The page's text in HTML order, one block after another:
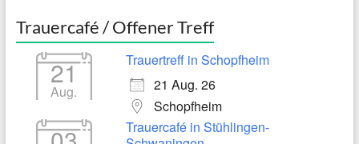
Trauercafé / Offener Treff
21
Aug.
Trauertreff in Schopfheim
21 Aug. 26
Schopfheim
Trauercafé in Stühlingen-